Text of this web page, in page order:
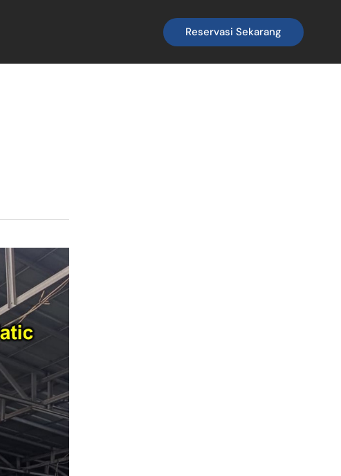
Reservasi Sekarang